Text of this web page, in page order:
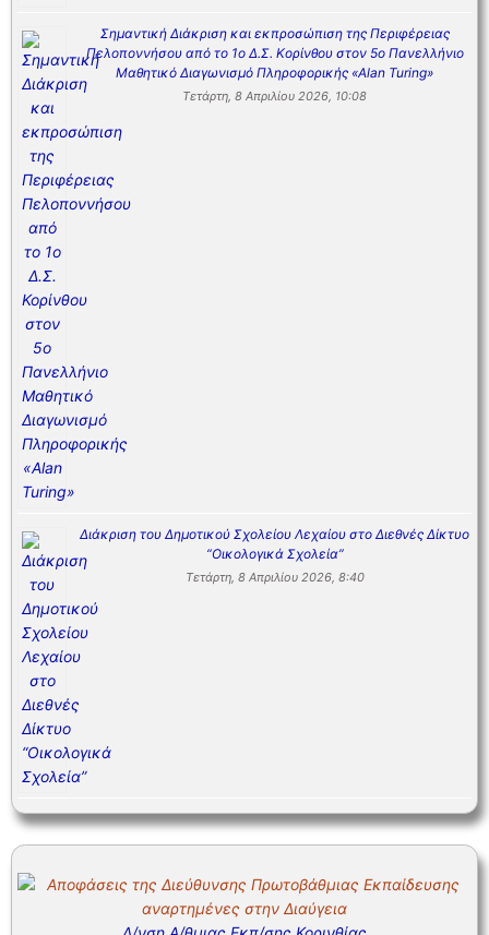
Σημαντική Διάκριση και εκπροσώπιση της Περιφέρειας
Πελοποννήσου από το 1ο Δ.Σ. Κορίνθου στον 5ο Πανελλήνιο
Μαθητικό Διαγωνισμό Πληροφορικής «Alan Turing»
Τετάρτη, 8 Απριλίου 2026, 10:08
Διάκριση του Δημοτικού Σχολείου Λεχαίου στο Διεθνές Δίκτυο
“Οικολογικά Σχολεία”
Τετάρτη, 8 Απριλίου 2026, 8:40